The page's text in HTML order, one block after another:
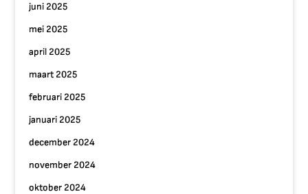
juni 2025
mei 2025
april 2025
maart 2025
februari 2025
januari 2025
december 2024
november 2024
oktober 2024